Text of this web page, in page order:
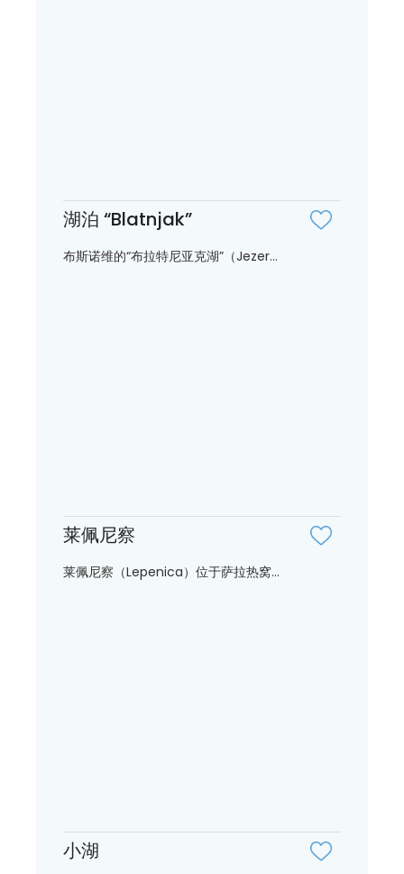
湖泊 “Blatnjak”
布斯诺维的“布拉特尼亚克湖”（Jezer...
莱佩尼察
莱佩尼察（Lepenica）位于萨拉热窝...
小湖